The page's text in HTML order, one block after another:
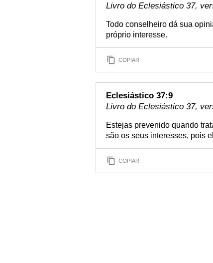
Livro do Eclesiástico 37,
Todo conselheiro dá sua
próprio interesse.
COPIAR
Eclesiástico 37:9
Livro do Eclesiástico 37,
Estejas prevenido quando
são os seus interesses, pois
COPIAR